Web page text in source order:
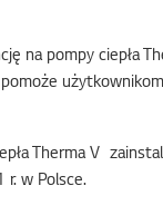
na pompy ciepła
Therma V
w Polsce.